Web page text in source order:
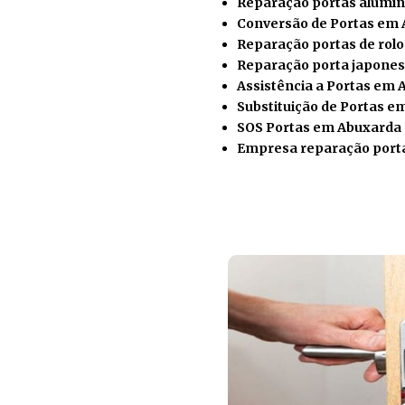
Conversão de Portas em
Reparação portas de
Reparação porta
Assistência a Portas em
Substituição de Portas
SOS Portas em Abuxarda
Empresa reparação